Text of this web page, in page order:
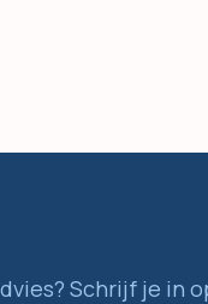
Schrijf je in